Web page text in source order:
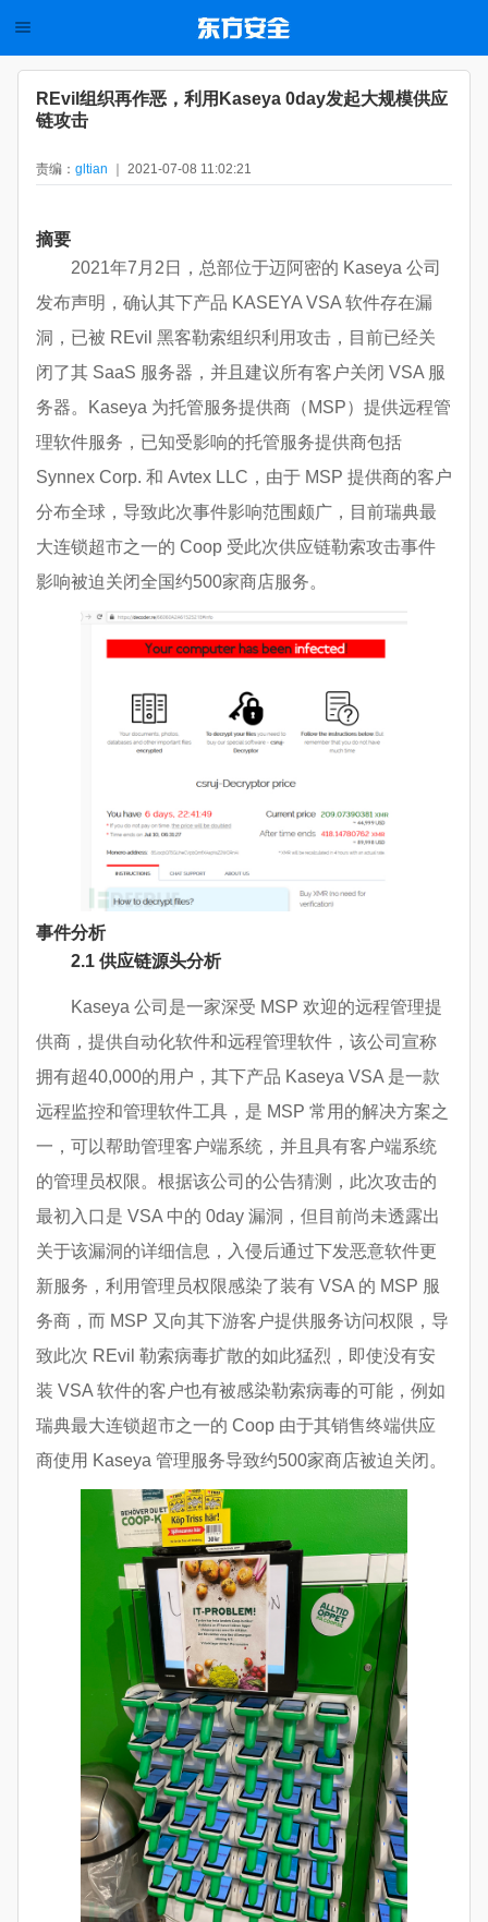
REvil组织再作恶，利用Kaseya 0day发起大规模供应
链攻击
责编： gltian ｜ 2021-07-08 11:02:21
摘要
2021年7月2日，总部位于迈阿密的 Kaseya 公司
发布声明，确认其下产品 KASEYA VSA 软件存在漏
洞，已被 REvil 黑客勒索组织利用攻击，目前已经关
闭了其 SaaS 服务器，并且建议所有客户关闭 VSA 服
务器。Kaseya 为托管服务提供商（MSP）提供远程管
理软件服务，已知受影响的托管服务提供商包括
Synnex Corp. 和 Avtex LLC，由于 MSP 提供商的客户
分布全球，导致此次事件影响范围颇广，目前瑞典最
大连锁超市之一的 Coop 受此次供应链勒索攻击事件
影响被迫关闭全国约500家商店服务。
事件分析
2.1 供应链源头分析
Kaseya 公司是一家深受 MSP 欢迎的远程管理提
供商，提供自动化软件和远程管理软件，该公司宣称
拥有超40,000的用户，其下产品 Kaseya VSA 是一款
远程监控和管理软件工具，是 MSP 常用的解决方案之
一，可以帮助管理客户端系统，并且具有客户端系统
的管理员权限。根据该公司的公告猜测，此次攻击的
最初入口是 VSA 中的 0day 漏洞，但目前尚未透露出
关于该漏洞的详细信息，入侵后通过下发恶意软件更
新服务，利用管理员权限感染了装有 VSA 的 MSP 服
务商，而 MSP 又向其下游客户提供服务访问权限，导
致此次 REvil 勒索病毒扩散的如此猛烈，即使没有安
装 VSA 软件的客户也有被感染勒索病毒的可能，例如
瑞典最大连锁超市之一的 Coop 由于其销售终端供应
商使用 Kaseya 管理服务导致约500家商店被迫关闭。